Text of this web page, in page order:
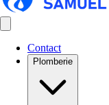
Contact
Plomberie